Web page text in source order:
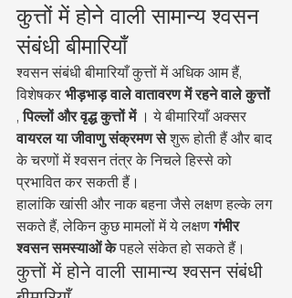
कुत्तों में होने वाली सामान्य श्वसन
संबंधी बीमारियाँ
श्वसन संबंधी बीमारियाँ कुत्तों में अधिक आम हैं,
विशेषकर भीड़भाड़ वाले वातावरण में रहने वाले कुत्तों
, पिल्लों और वृद्ध कुत्तों में । ये बीमारियाँ अक्सर
वायरल या जीवाणु संक्रमण से शुरू होती हैं और बाद
के चरणों में श्वसन तंत्र के निचले हिस्से को
प्रभावित कर सकती हैं।
हालांकि खांसी और नाक बहना जैसे लक्षण हल्के लग
सकते हैं, लेकिन कुछ मामलों में ये लक्षण गंभीर
श्वसन समस्याओं के पहले संकेत हो सकते हैं।
कुत्तों में होने वाली सामान्य श्वसन संबंधी